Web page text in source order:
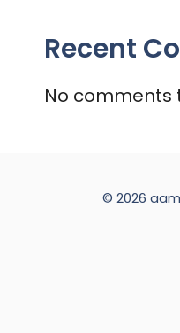
Recent
No comments
© 2026